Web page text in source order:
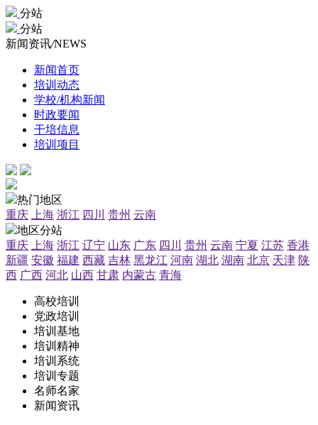
分站
分站
新闻资讯/NEWS
新闻首页
培训动态
学校/机构新闻
时政要闻
干培信息
培训项目
热门地区
重庆
上海 浙江 四川 贵州 云南
地区分站
重庆
上海 浙江 辽宁 山东 广东 四川 贵州 云南 宁夏 江苏 香港
新疆 安徽 福建 西藏 吉林 黑龙江 河南 湖北 湖南 北京 天津 陕
西 广西 河北 山西 甘肃 内蒙古 青海
高校培训
党政培训
培训基地
培训精神
培训系统
培训专题
名师名家
新闻资讯